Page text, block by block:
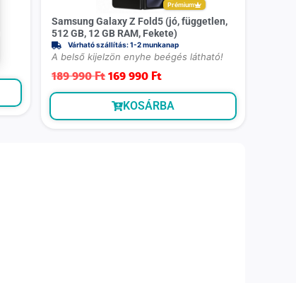
Prémium
Samsung Galaxy Z Fold5 (jó, független,
512 GB, 12 GB RAM, Fekete)
Várható szállítás: 1-2 munkanap
A belső kijelzön enyhe beégés látható!
189 990Ft169 990 Ft
KOSÁRBA